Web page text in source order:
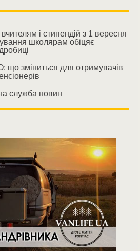
і стипендій з 1 вересня
школярам обіцяє
що зміниться для отримувачів
служба новин